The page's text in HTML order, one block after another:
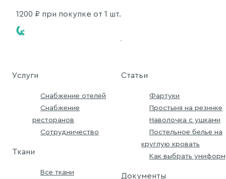
1200 ₽ при покупке от 1 шт.
Услуги
Снабжение отелей
Снабжение
ресторанов
Сотрудничество
Ткани
Все ткани
Статьи
Фартуки
Простыня на резинке
Наволочка с ушками
Постельное белье на
круглую кровать
Как выбрать
Документы